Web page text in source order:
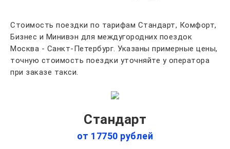
Стоимость поездки по тарифам Стандарт, Комфорт,
Бизнес и Минивэн для междугородних поездок
Москва - Санкт-Петербург. Указаны примерные цены,
точную стоимость поездки уточняйте у оператора
при заказе такси.
Стандарт
от 17750 рублей